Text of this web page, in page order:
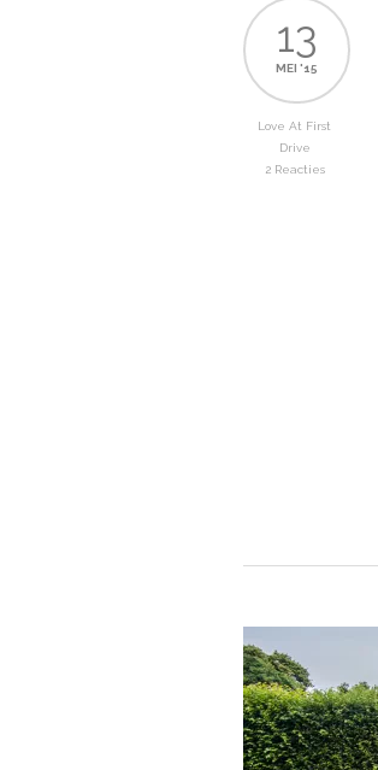
13
MEI '15
Love At First
Drive
2 Reacties